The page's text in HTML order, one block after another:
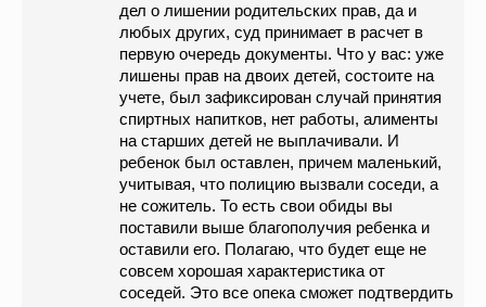
дел о лишении родительских прав, да и
любых других, суд принимает в расчет в
первую очередь документы. Что у вас: уже
лишены прав на двоих детей, состоите на
учете, был зафиксирован случай принятия
спиртных напитков, нет работы, алименты
на старших детей не выплачивали. И
ребенок был оставлен, причем маленький,
учитывая, что полицию вызвали соседи, а
не сожитель. То есть свои обиды вы
поставили выше благополучия ребенка и
оставили его. Полагаю, что будет еще не
совсем хорошая характеристика от
соседей. Это все опека сможет подтвердить